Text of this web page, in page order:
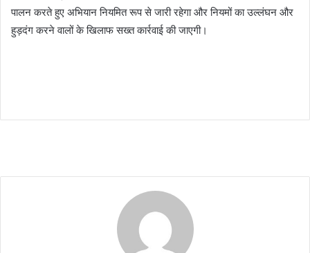
पालन करते हुए अभियान नियमित रूप से जारी रहेगा और नियमों का उल्लंघन और
हुड़दंग करने वालों के खिलाफ सख्त कार्रवाई की जाएगी।